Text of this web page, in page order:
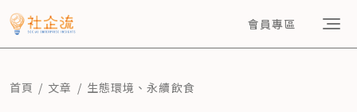
會員專區
首頁 文章 生態環境 、永續飲食